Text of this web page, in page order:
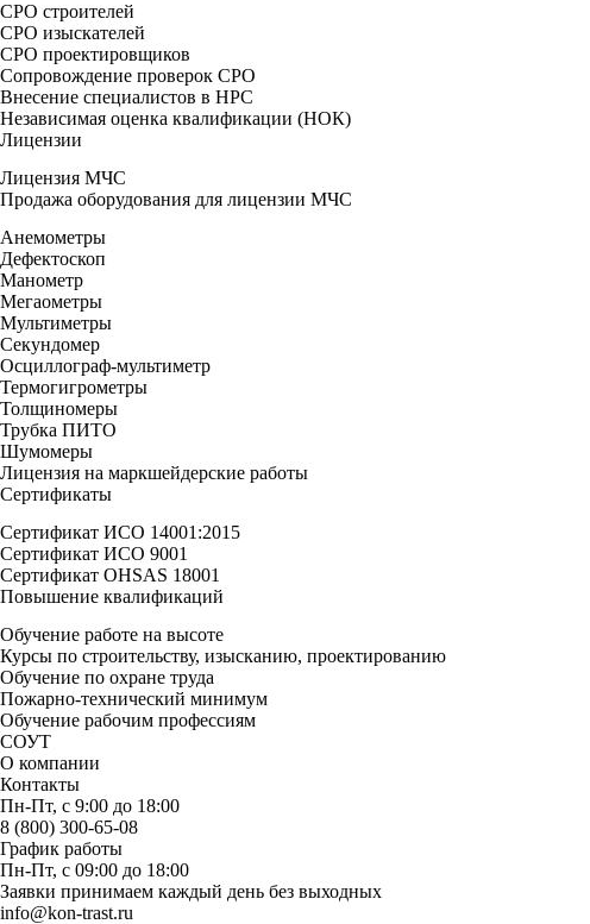
СРО строителей
СРО изыскателей
СРО проектировщиков
Сопровождение проверок СРО
Внесение специалистов в НРС
Независимая оценка квалификации (НОК)
Лицензии
Лицензия МЧС
Продажа оборудования для лицензии МЧС
Анемометры
Дефектоскоп
Манометр
Мегаометры
Мультиметры
Секундомер
Осциллограф-мультиметр
Термогигрометры
Толщиномеры
Трубка ПИТО
Шумомеры
Лицензия на маркшейдерские работы
Сертификаты
Сертификат ИСО 14001:2015
Сертификат ИСО 9001
Сертификат OHSAS 18001
Повышение квалификаций
Обучение работе на высоте
Курсы по строительству, изысканию, проектированию
Обучение по охране труда
Пожарно-технический минимум
Обучение рабочим профессиям
СОУТ
О компании
Контакты
Пн-Пт, с 9:00 до 18:00
8 (800) 300-65-08
График работы
Пн-Пт, с 09:00 до 18:00
Заявки принимаем каждый день без выходных
info@kon-trast.ru